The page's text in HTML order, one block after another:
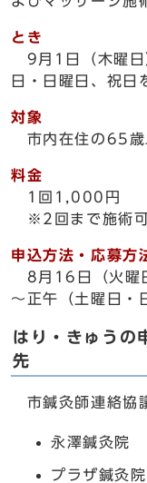
とき
9月1日（木曜日
日・日曜日、祝日
対象
市内在住の65歳
料金
1回1,000円
※2回まで施術可
申込方法・応募方
8月16日（火曜
～正午（土曜日・
はり・きゅうの
先
市鍼灸師連絡協
永澤鍼灸
プラザ鍼